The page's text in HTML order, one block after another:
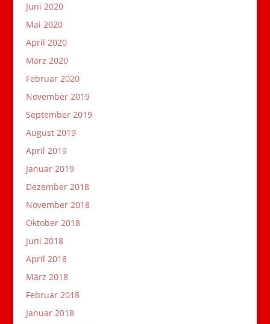
Juni 2020
Mai 2020
April 2020
März 2020
Februar 2020
November 2019
September 2019
August 2019
April 2019
Januar 2019
Dezember 2018
November 2018
Oktober 2018
Juni 2018
April 2018
März 2018
Februar 2018
Januar 2018